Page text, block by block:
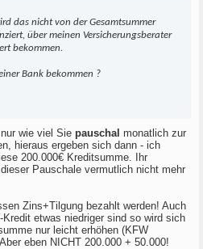
das nicht von der Gesamtsummer
über meinen Versicherungsberater
bekommen.
Bank bekommen ?
wie viel Sie pauschal monatlich zur
hieraus ergeben sich dann - ich
200.000€ Kreditsumme. Ihr
Pauschale vermutlich nicht mehr
Zins+Tilgung bezahlt werden! Auch
etwas niedriger sind so wird sich
nur leicht erhöhen (KFW
eben NICHT 200.000 + 50.000!